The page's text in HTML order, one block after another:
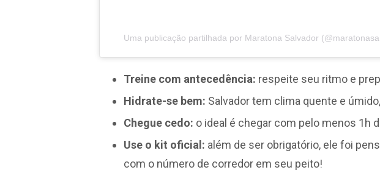
Uma publicação partilhada por Maratona Salvador
Treine com antecedência: respeite seu ritmo e
Hidrate-se bem: Salvador tem clima quente e
Chegue cedo: o ideal é chegar com pelo menos 1h
Use o kit oficial: além de ser obrigatório, ele foi
com o número de corredor em seu peito!